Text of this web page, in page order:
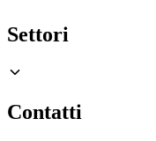
Settori
Contatti